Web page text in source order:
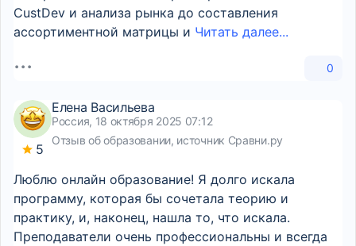
CustDev и анализа рынка до составления
ассортиментной матрицы и Читать далее...
0
5
Елена Васильева
Россия, 18 октября 2025 07:12
Отзыв об образовании, источник Сравни.ру
Люблю онлайн образование! Я долго искала
программу, которая бы сочетала теорию и
практику, и, наконец, нашла то, что искала.
Преподаватели очень профессиональны и всегда